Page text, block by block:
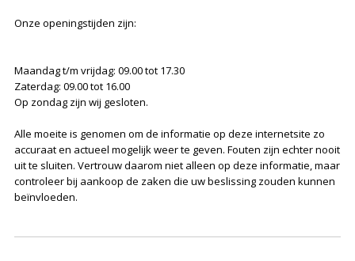
Onze openingstijden zijn:
Maandag t/m vrijdag: 09.00 tot 17.30
Zaterdag: 09.00 tot 16.00
Op zondag zijn wij gesloten.
Alle moeite is genomen om de informatie op deze internetsite zo
accuraat en actueel mogelijk weer te geven. Fouten zijn echter nooit
uit te sluiten. Vertrouw daarom niet alleen op deze informatie, maar
controleer bij aankoop de zaken die uw beslissing zouden kunnen
beïnvloeden.